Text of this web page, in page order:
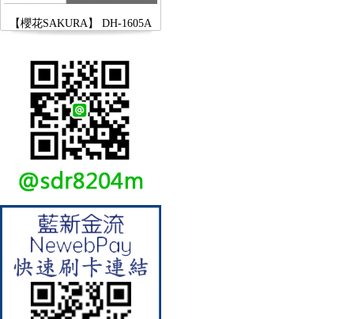
16公升/分 數位恆溫 LCD溫度設
定 分段火排
【林內Rinnai】 RB-L2600S(A)
彩焱系列 檯面式彩焱不銹鋼雙
口爐